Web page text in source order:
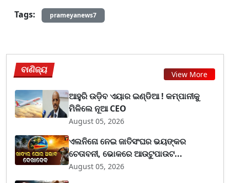
Tags:
prameyanews7
ବାଣିଜ୍ୟ View More
ଆହୁରି ଉଡ଼ିବ ଏୟାର ଇଣ୍ଡିଆ ! କମ୍ପାନୀକୁ
ମିଳିଲେ ନୂଆ CEO
August 05, 2026
ଏଲନିନୋ ନେଇ ଜାତିସଂଘର ଭୟଙ୍କର
ଚେତାବନୀ, ଭୋକରେ ଆଉଟୁପାଉଟ...
August 05, 2026